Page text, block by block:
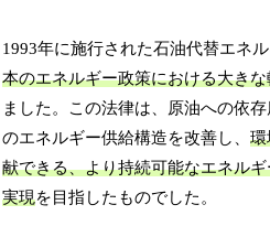
1993年に施行された石油代替エネ
本のエネルギー政策における大き
ました。この法律は、原油への依
のエネルギー供給構造を改善し、環
献できる、より持続可能なエネル
実現を目指したものでした。